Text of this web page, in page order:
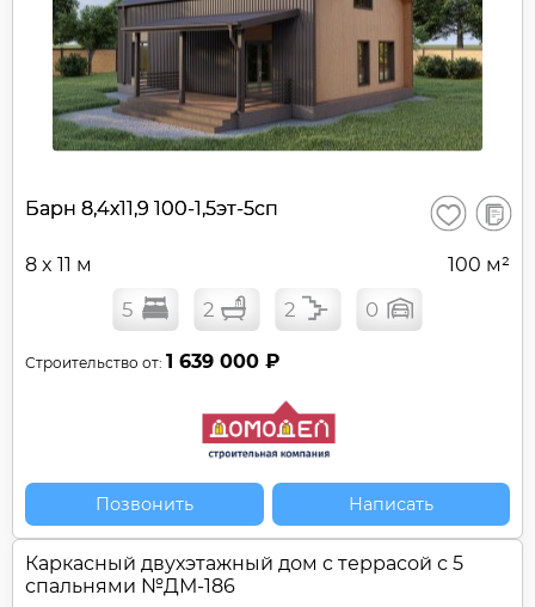
Барн 8,4х11,9 100-1,5эт-5сп Сохранить
В
8 x 11 м 100 м²
5 2 2 0
Строительство от: 1 639 000 ₽
Позвонить Написать
Каркасный двухэтажный дом c террасой с 5
спальнями №ДМ-186